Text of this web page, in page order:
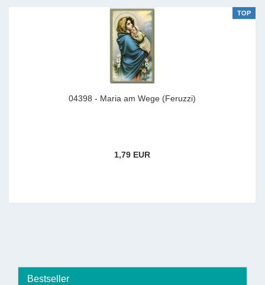
TOP
04398 - Maria am Wege (Feruzzi)
1,79 EUR
Bestseller